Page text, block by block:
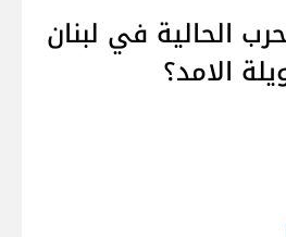
الحالية في لبنان
الامد؟